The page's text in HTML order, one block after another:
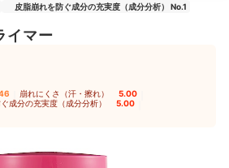
皮脂崩れを防ぐ成分の充実度（成分分析） No.1
イマー
崩れにくさ（汗・擦れ） 5.00
成分の充実度（成分分析） 5.00